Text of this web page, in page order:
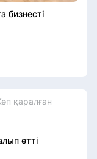
қаралған
өтті